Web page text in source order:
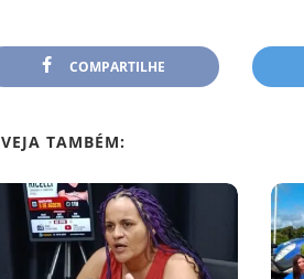
COMPARTILHE
VEJA TAMBÉM: